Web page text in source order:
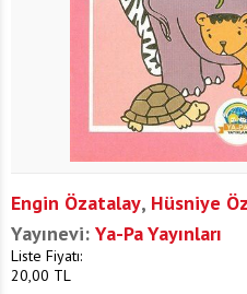
Engin Özatalay, Hüsniye
Yayınevi: Ya-Pa Yayınları
Liste Fiyatı:
20,00 TL